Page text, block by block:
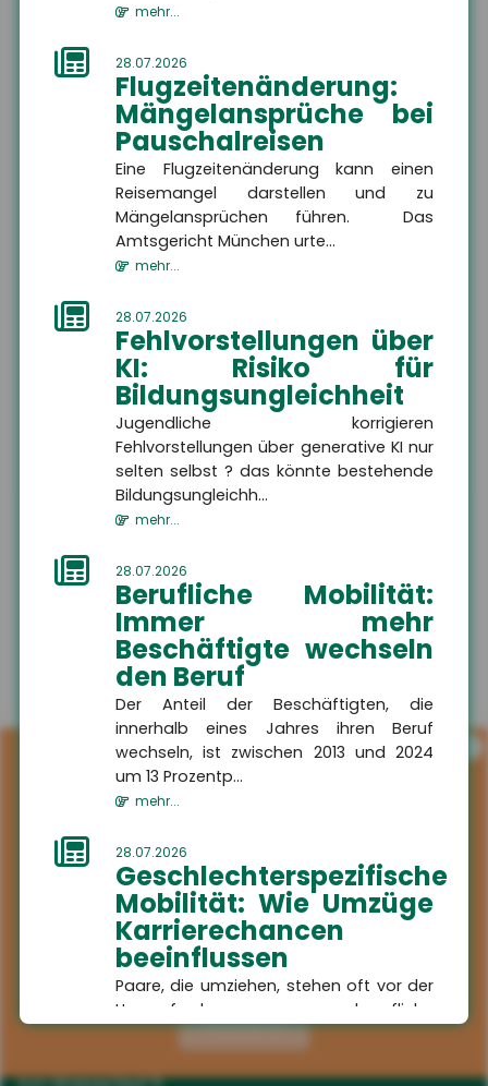
mehr...
28.07.2026
Flugzeitenänderung:
Mängelansprüche bei
Pauschalreisen
Eine Flugzeitenänderung kann einen
Reisemangel darstellen und zu
Mängelansprüchen führen. Das
Amtsgericht München urte...
mehr...
28.07.2026
Fehlvorstellungen über
KI: Risiko für
Bildungsungleichheit
Jugendliche korrigieren
Fehlvorstellungen über generative KI nur
selten selbst ? das könnte bestehende
Bildungsungleichh...
mehr...
28.07.2026
Berufliche Mobilität:
Immer mehr
Beschäftigte wechseln
den Beruf
Der Anteil der Beschäftigten, die
innerhalb eines Jahres ihren Beruf
wechseln, ist zwischen 2013 und 2024
um 13 Prozentp...
mehr...
28.07.2026
Geschlechterspezifische
Mobilität: Wie Umzüge
Karrierechancen
beeinflussen
Paare, die umziehen, stehen oft vor der
Herausforderung, berufliche
Kompromisse eingehen zu müssen. Eine
aktuelle Studie...
mehr...
E-Mail
Bitte rufen Sie mich zurück
Nachricht
ABSENDEN
*gekennzeichneten Felder sind Pflichtfelder
Aktivieren
Kontakt
HSH
Versicherungsmakler GmbH